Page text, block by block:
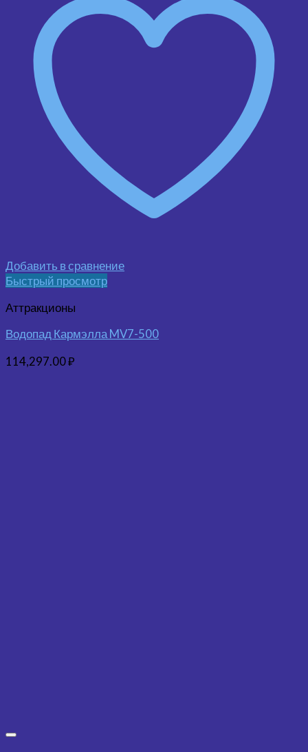
Добавить в сравнение
Быстрый просмотр
Аттракционы
Водопад Кармэлла MV7-500
114,297.00₽